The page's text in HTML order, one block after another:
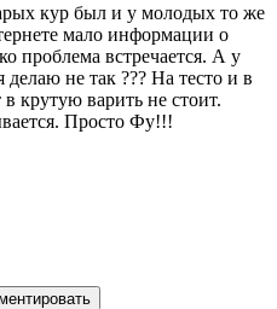
кур был и у молодых то же
мало информации о
проблема встречается. А у
не так ??? На тесто и в
крутую варить не стоит.
Просто Фу!!!